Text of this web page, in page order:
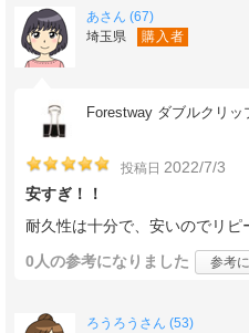
あさん (67)
埼玉県
購入者
Forestway ダブルクリッ
投稿日 2022/7/3
安すぎ！！
耐久性は十分で、安いのでリピ
0人の参考になりました 参考
ろうろうさん (53)